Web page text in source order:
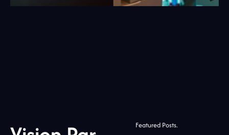
Featured Posts.